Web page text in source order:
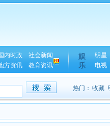
内时政
社会新闻
方资讯 教育资讯
娱
乐
明星
电视
热门： 收藏